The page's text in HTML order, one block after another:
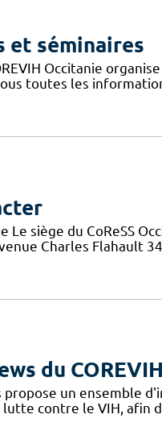
et séminaires
Occitanie
toutes les
siège du CoReSS
Charles Flahault
du
propose un ensemble
lutte contre le VIH, afin